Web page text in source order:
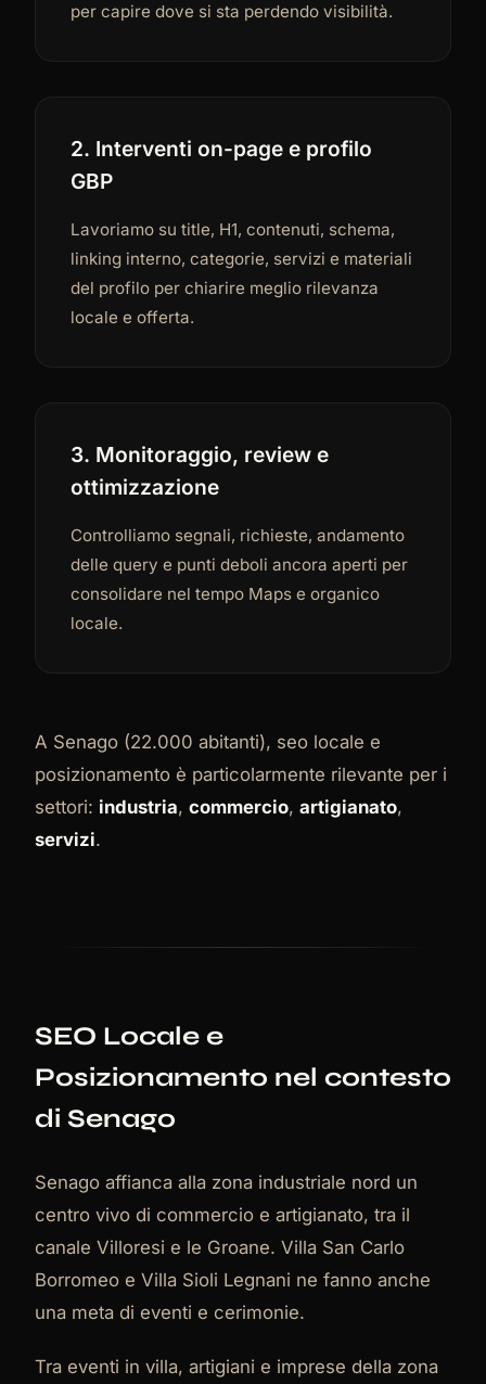
per capire dove si sta perdendo visibilità.
2. Interventi on-page e profilo
GBP
Lavoriamo su title, H1, contenuti, schema,
linking interno, categorie, servizi e materiali
del profilo per chiarire meglio rilevanza
locale e offerta.
3. Monitoraggio, review e
ottimizzazione
Controlliamo segnali, richieste, andamento
delle query e punti deboli ancora aperti per
consolidare nel tempo Maps e organico
locale.
A Senago (22.000 abitanti), seo locale e
posizionamento è particolarmente rilevante per i
settori: industria, commercio, artigianato,
servizi.
SEO Locale e
Posizionamento nel contesto
di Senago
Senago affianca alla zona industriale nord un
centro vivo di commercio e artigianato, tra il
canale Villoresi e le Groane. Villa San Carlo
Borromeo e Villa Sioli Legnani ne fanno anche
una meta di eventi e cerimonie.
Tra eventi in villa, artigiani e imprese della zona